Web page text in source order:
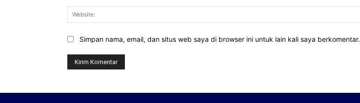
Simpan nama, email, dan situs web saya di browser ini untuk lain kali saya berkomentar.